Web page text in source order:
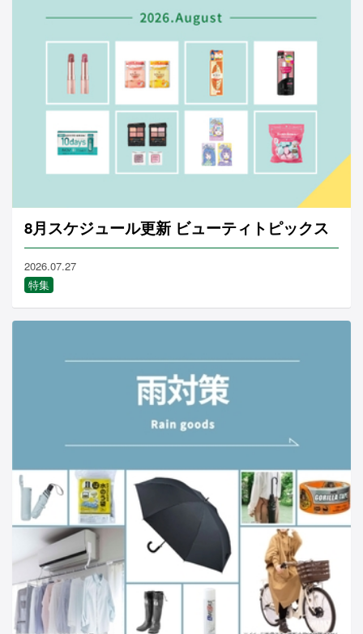
8月スケジュール更新 ビューティトピックス
2026.07.27
特集